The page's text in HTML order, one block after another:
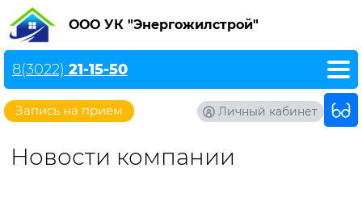
ООО УК "Энергожилстрой"
Запись на прием
8(3022) 21-15-50
Личный кабинет
Новости компании